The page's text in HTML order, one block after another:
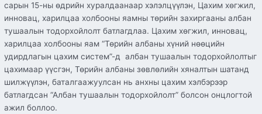
сарын 15-ны өдрийн хуралдаанаар хэлэлцүүлэн, Цахим хөгжил,
инновац, харилцаа холбооны яамны төрийн захиргааны албан
тушаалын тодорхойлолт батлагдлаа. Цахим хөгжил, инновац,
харилцаа холбооны яам “Төрийн албаны хүний нөөцийн
удирдлагын цахим систем”-д албан тушаалын тодорхойлолтыг
цахимаар үүсгэн, Төрийн албаны зөвлөлийн хяналтын шатанд
шилжүүлэн, баталгаажуулсан нь анхны цахим хэлбэрээр
батлагдсан “Албан тушаалын тодорхойлолт” болсон онцлогтой
ажил боллоо.